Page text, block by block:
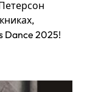
Dance 2025!